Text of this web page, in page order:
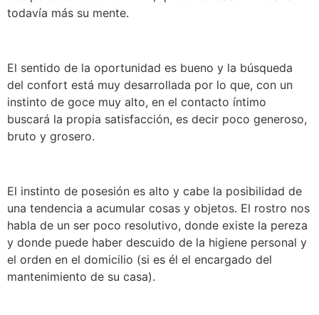
todavía más su mente.
El sentido de la oportunidad es bueno y la búsqueda
del confort está muy desarrollada por lo que, con un
instinto de goce muy alto, en el contacto íntimo
buscará la propia satisfacción, es decir poco generoso,
bruto y grosero.
El instinto de posesión es alto y cabe la posibilidad de
una tendencia a acumular cosas y objetos. El rostro nos
habla de un ser poco resolutivo, donde existe la pereza
y donde puede haber descuido de la higiene personal y
el orden en el domicilio (si es él el encargado del
mantenimiento de su casa).